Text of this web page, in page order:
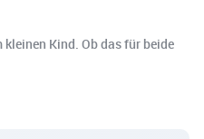
Kind. Ob das für beide